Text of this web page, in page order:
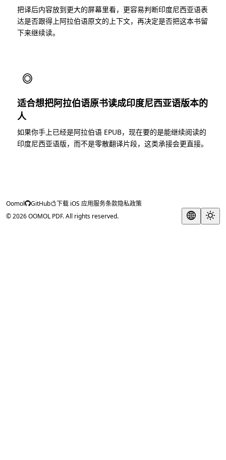
把译后内容放到更大的屏幕里看，更容易判断印度尼西亚语表
达是否跟得上阿拉伯语原文的上下文，再决定是否把这本书留
下来继续读。
◎
适合想把阿拉伯语原书读成印度尼西亚语版本的
人
如果你手上已经是阿拉伯语 EPUB，现在要的是能继续阅读的
印度尼西亚语版，而不是零散翻译片段，这类承接会更直接。
Oomol GitHub 下载 iOS 应用服务条款隐私政策
© 2026 OOMOL PDF. All rights reserved.